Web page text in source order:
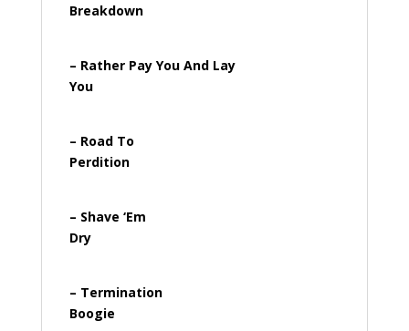
Breakdown
– Rather Pay You And Lay
You
– Road To
Perdition
– Shave ‘Em
Dry
– Termination
Boogie